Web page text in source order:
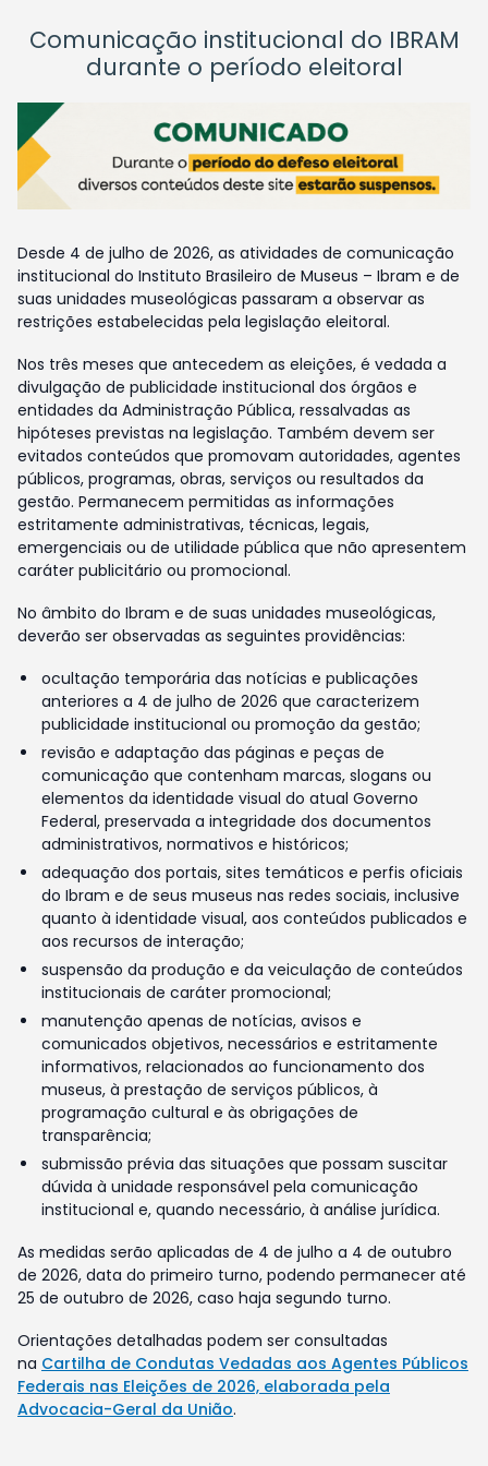
Comunicação institucional do IBRAM
durante o período eleitoral
Desde 4 de julho de 2026, as atividades de comunicação
institucional do Instituto Brasileiro de Museus – Ibram e de
suas unidades museológicas passaram a observar as
restrições estabelecidas pela legislação eleitoral.
Nos três meses que antecedem as eleições, é vedada a
divulgação de publicidade institucional dos órgãos e
entidades da Administração Pública, ressalvadas as
hipóteses previstas na legislação. Também devem ser
evitados conteúdos que promovam autoridades, agentes
públicos, programas, obras, serviços ou resultados da
gestão. Permanecem permitidas as informações
estritamente administrativas, técnicas, legais,
emergenciais ou de utilidade pública que não apresentem
caráter publicitário ou promocional.
No âmbito do Ibram e de suas unidades museológicas,
deverão ser observadas as seguintes providências:
ocultação temporária das notícias e publicações
anteriores a 4 de julho de 2026 que caracterizem
publicidade institucional ou promoção da gestão;
revisão e adaptação das páginas e peças de
comunicação que contenham marcas, slogans ou
elementos da identidade visual do atual Governo
Federal, preservada a integridade dos documentos
administrativos, normativos e históricos;
adequação dos portais, sites temáticos e perfis oficiais
do Ibram e de seus museus nas redes sociais, inclusive
quanto à identidade visual, aos conteúdos publicados e
aos recursos de interação;
suspensão da produção e da veiculação de conteúdos
institucionais de caráter promocional;
manutenção apenas de notícias, avisos e
comunicados objetivos, necessários e estritamente
informativos, relacionados ao funcionamento dos
museus, à prestação de serviços públicos, à
programação cultural e às obrigações de
transparência;
submissão prévia das situações que possam suscitar
dúvida à unidade responsável pela comunicação
institucional e, quando necessário, à análise jurídica.
As medidas serão aplicadas de 4 de julho a 4 de outubro
de 2026, data do primeiro turno, podendo permanecer até
25 de outubro de 2026, caso haja segundo turno.
Orientações detalhadas podem ser consultadas
na Cartilha de Condutas Vedadas aos Agentes Públicos
Federais nas Eleições de 2026, elaborada pela
Advocacia-Geral da União.